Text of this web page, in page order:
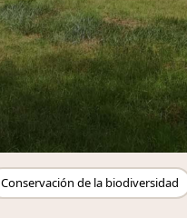
Conservación de la biodiversidad